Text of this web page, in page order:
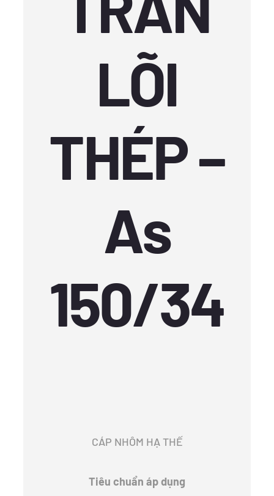
LÕI
THÉP –
As
150/34
CÁP NHÔM HẠ THẾ
Tiêu chuẩn áp dụng